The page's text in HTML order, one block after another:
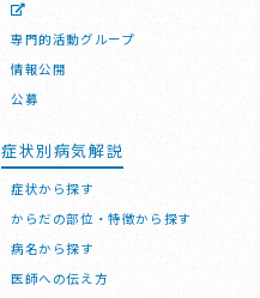
専門的活動グループ
情報公開
公募
症状別病気解説
症状から探す
からだの部位・特徴から探す
病名から探す
医師への伝え方